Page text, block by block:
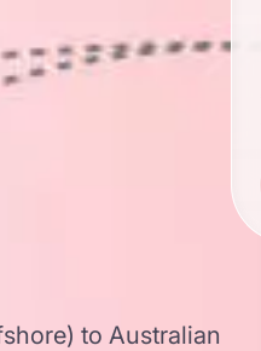
to Australian